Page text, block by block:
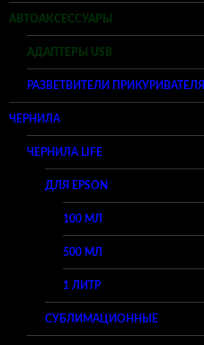
АВТОАКСЕССУАРЫ
АДАПТЕРЫ USB
РАЗВЕТВИТЕЛИ ПРИКУРИВАТЕЛЯ
ЧЕРНИЛА
ЧЕРНИЛА LIFE
ДЛЯ EPSON
100 МЛ
500 МЛ
1 ЛИТР
СУБЛИМАЦИОННЫЕ